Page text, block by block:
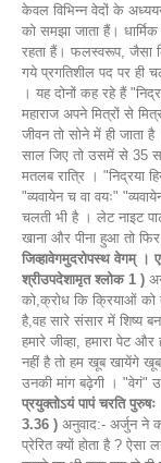
केवल विभिन्न वेदों के
को समझा जाता हैं। धार्मिक
रहता हैं। फलस्वरूप, जैसा
गये प्रगतिशील पद पर ही
। यह दोनों कह रहे हैं
महाराज अपने मित्रों से
जीवन तो सोने में ही
साल जिए तो उसमें से 35
मतलब रात्रि । "निद्रया
"व्यवायेन च वा वयः"
चलती भी है । लेट नाइट
खाना और पीना हुआ तो
जिव्हावेगमुदरोपस्थ वेगम् ।
श्रीउपदेशामृत श्लोक 1 )
को,क्रोध कि क्रियाओं
है,वह सारे संसार में शिष्य
हमारे जीव्हा, हमारा पेट और
नहीं है तो हम खूब खायेंगे
उनकी मांग बढ़ेगी । "वेगं"
प्रयुक्तोऽयं पापं चरति पुरुषः
3.36 ) अनुवाद:- अर्जुन ने
प्रेरित क्यों होता है ? ऐसा